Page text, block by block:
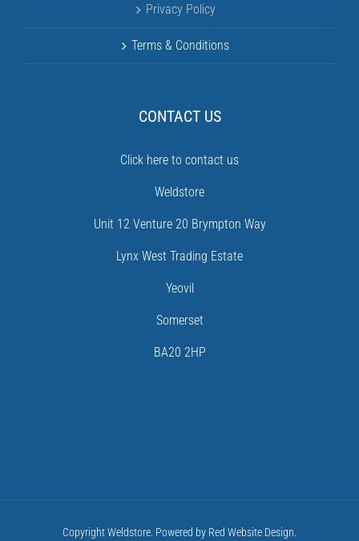
Privacy Policy
Terms & Conditions
CONTACT US
Click here to contact us
Weldstore
Unit 12 Venture 20 Brympton Way
Lynx West Trading Estate
Yeovil
Somerset
BA20 2HP
Copyright Weldstore. Powered by Red Website Design.